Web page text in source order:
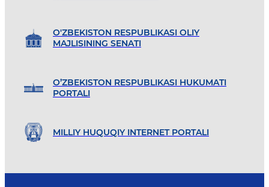
O'ZBEKISTON RESPUBLIKASI OLIY
MAJLISINING SENATI
O’ZBEKISTON RESPUBLIKASI HUKUMATI
PORTALI
MILLIY HUQUQIY INTERNET PORTALI